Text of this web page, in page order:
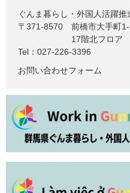
ぐんま暮らし・外国人活躍推
〒371-8570
前橋市大手町1-
17階北フロア
Tel：027-226-3396
お問い合わせフォーム